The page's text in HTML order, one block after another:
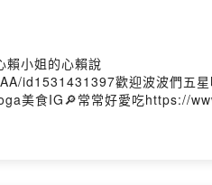
賴小姐的心賴說
歡迎波波們五星
美食IG🔎常常好愛吃https://